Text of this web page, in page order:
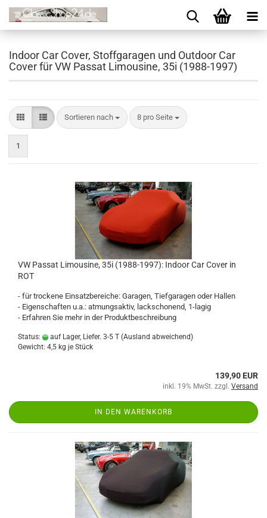
Indoor Car Cover, Stoffgaragen und Outdoor Car
Cover für VW Passat Limousine, 35i (1988-1997)
Sortieren nach 8 pro Seite
1
VW Passat Limousine, 35i (1988-1997): Indoor Car Cover in
ROT
- für trockene Einsatzbereiche: Garagen, Tiefgaragen oder Hallen
- Eigenschaften u.a.: atmungsaktiv, lackschonend, 1-lagig
- Erfahren Sie mehr in der Produktbeschreibung
Status: auf Lager, Liefer. 3-5 T (Ausland abweichend)
Gewicht: 4,5 kg je Stück
139,90 EUR
inkl. 19% MwSt. zzgl. Versand
IN DEN WARENKORB